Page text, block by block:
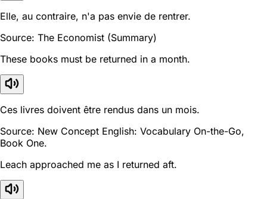
Elle, au contraire, n'a pas envie de rentrer.
Source: The Economist (Summary)
These books must be returned in a month.
Ces livres doivent être rendus dans un mois.
Source: New Concept English: Vocabulary On-the-Go,
Book One.
Leach approached me as I returned aft.